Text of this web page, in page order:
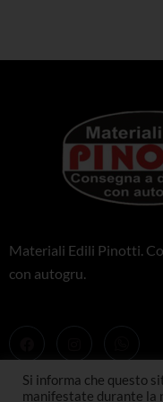
Materiali Edili Pinotti.
con autogru.
Si informa che questo
manifestate durante la